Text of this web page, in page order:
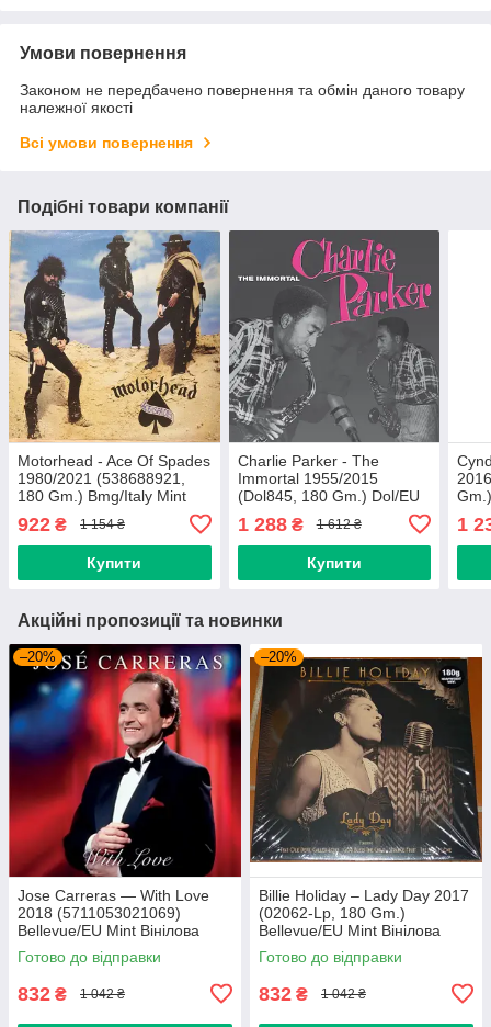
Умови повернення
Законом не передбачено повернення та обмін даного товару
належної якості
Всі умови повернення
Подібні товари компанії
Motorhead - Ace Of Spades
1980/2021 (538688921,
180 Gm.) Bmg/Italy Mint
(art.247104)
922 ₴ 1 154 ₴
Купити
Charlie Parker - The
Immortal 1955/2015
(Dol845, 180 Gm.) Dol/EU
Mint Виниловая пластинка
(art.232784)
1 288₴ 1 612 ₴
Купити
1
Акційні пропозиції та новинки
–20%
Jose Carreras — With Love
2018 (5711053021069)
Bellevue/EU Mint Вінілова
платівка (art.239665)
Готово до відправки
832 ₴ 1 042 ₴
–20%
Billie Holiday – Lady Day 2017
(02062-Lp, 180 Gm.)
Bellevue/EU Mint Вінілова
платівка (art.238958)
Готово до відправки
832 ₴ 1 042 ₴